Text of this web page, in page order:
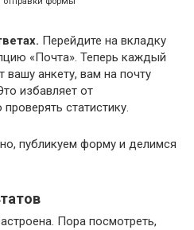
Перейдите на вкладку
«Почта». Теперь каждый
вашу анкету, вам на почту
избавляет от
статистику.
публикуем форму и делимся
Пора посмотреть,